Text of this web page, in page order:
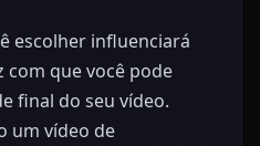
escolher influenciará
que você pode
final do seu vídeo.
um vídeo de